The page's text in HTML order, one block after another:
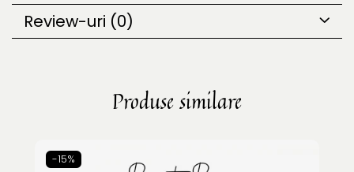
Review-uri (0)
Produse similare
-15%